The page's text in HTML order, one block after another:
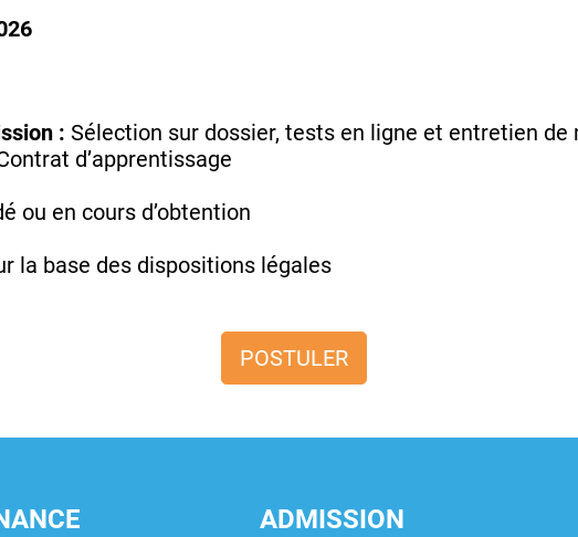
: Sélection sur dossier, tests en ligne et entretien de
d’apprentissage
ou en cours d’obtention
la base des dispositions légales
POSTULER
ADMISSION